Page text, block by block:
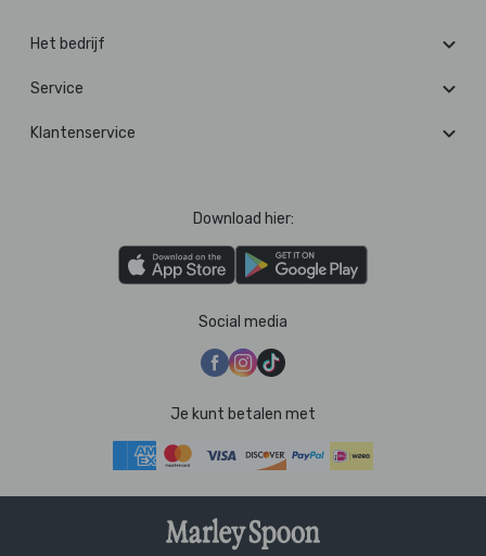
Het bedrijf
Service
Klantenservice
Download hier:
Social media
Je kunt betalen met